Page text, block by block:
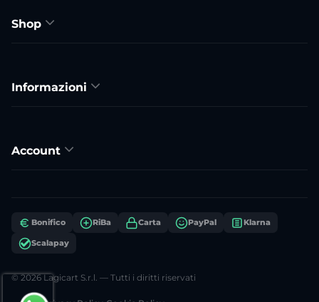
Shop
Informazioni
Account
Bonifico RiBa Carta PayPal Klarna
Scalapay
© 2026 Lagicart S.r.l. — Tutti i diritti riservati